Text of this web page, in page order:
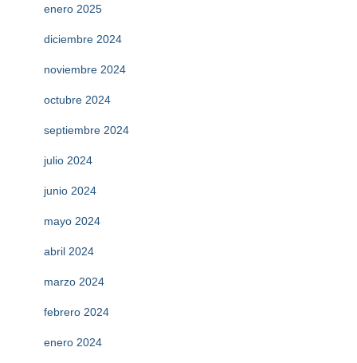
enero 2025
diciembre 2024
noviembre 2024
octubre 2024
septiembre 2024
julio 2024
junio 2024
mayo 2024
abril 2024
marzo 2024
febrero 2024
enero 2024